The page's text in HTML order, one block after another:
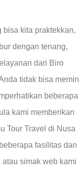
bisa kita praktekkan,
dengan tenang,
dari Biro
tidak bisa
beberapa
kami memberikan
Tour Travel di Nusa
fasilitas dan
simak web kami